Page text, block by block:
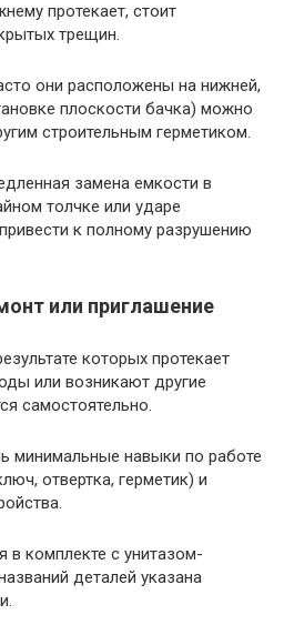
протекает, стоит
трещин.
они расположены на нижней,
плоскости бачка) можно
строительным герметиком.
замена емкости в
толчке или ударе
к полному разрушению
или приглашение
которых протекает
или возникают другие
самостоятельно.
минимальные навыки по работе
отвертка, герметик) и
в комплекте с унитазом-
деталей указана